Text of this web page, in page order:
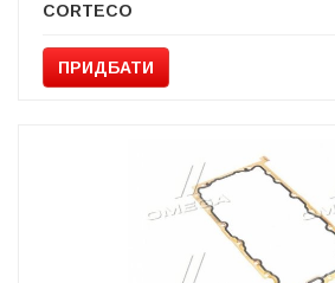
CORTECO
ПРИДБАТИ